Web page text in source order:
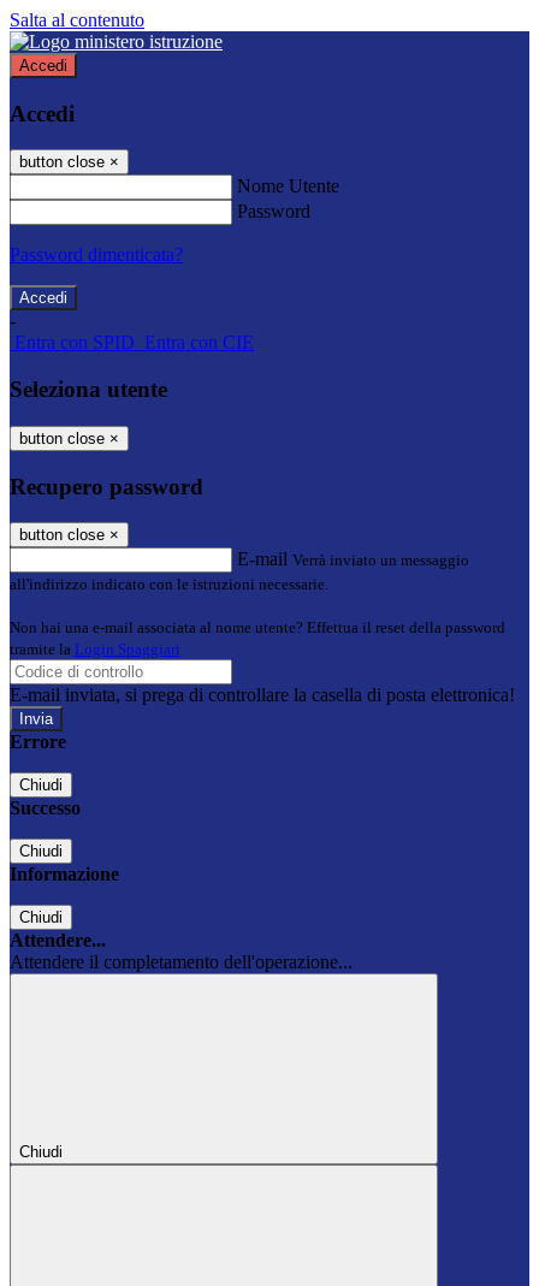
Salta al contenuto
Accedi
Accedi
button close ×
Nome Utente
Password
Password dimenticata?
-
Entra con SPID Entra con CIE
Seleziona utente
button close ×
Recupero password
button close ×
E-mail Verrà inviato un messaggio
all'indirizzo indicato con le istruzioni necessarie.
Non hai una e-mail associata al nome utente? Effettua il reset della password
tramite la Login Spaggiari
E-mail inviata, si prega di controllare la casella di posta elettronica!
Errore
Chiudi
Successo
Chiudi
Informazione
Chiudi
Attendere...
Attendere il completamento dell'operazione...
Chiudi